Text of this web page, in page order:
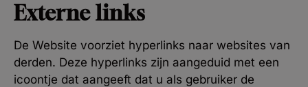
Externe links
De Website voorziet hyperlinks naar websites van
derden. Deze hyperlinks zijn aangeduid met een
icoontje dat aangeeft dat u als gebruiker de